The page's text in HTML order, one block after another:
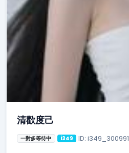
清歡度己
一對多等待中 i349 ID: i349_300991